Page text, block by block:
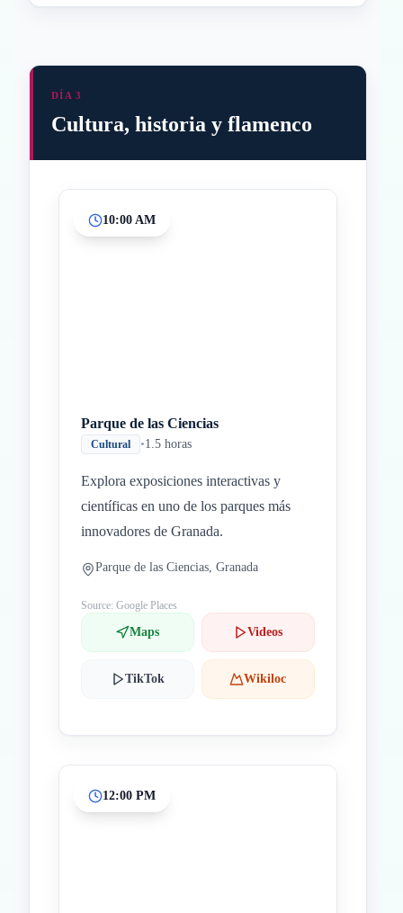
DÍA 3
Cultura, historia y flamenco
10:00 AM
Parque de las Ciencias
Cultural •1.5 horas
Explora exposiciones interactivas y
científicas en uno de los parques más
innovadores de Granada.
Parque de las Ciencias, Granada
Source: Google Places
Maps Videos
TikTok Wikiloc
12:00 PM